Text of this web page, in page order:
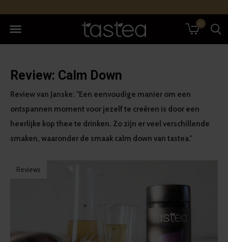
0
Review: Calm Down
Review van Janske: "Een eenvoudige manier om een
ontspannen moment voor jezelf te creëren is door een
heerlijke kop thee te drinken. Zo zijn er veel verschillende
smaken, waaronder de smaak calm down van tastea."
Reviews